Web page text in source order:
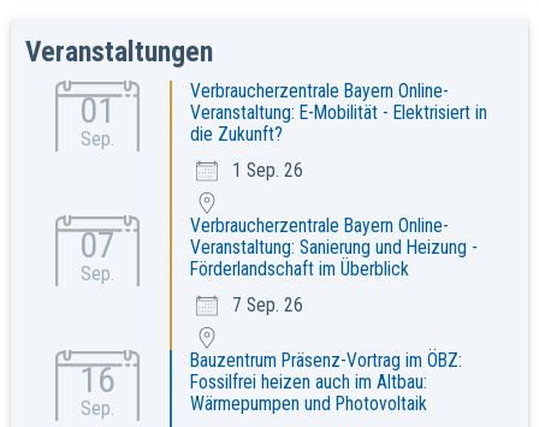
Veranstaltungen
01
Sep.
Verbraucherzentrale Bayern Online-
Veranstaltung: E-Mobilität - Elektrisiert in
die Zukunft?
1 Sep. 26
07
Sep.
Verbraucherzentrale Bayern Online-
Veranstaltung: Sanierung und Heizung -
Förderlandschaft im Überblick
7 Sep. 26
16
Sep.
Bauzentrum Präsenz-Vortrag im ÖBZ:
Fossilfrei heizen auch im Altbau:
Wärmepumpen und Photovoltaik